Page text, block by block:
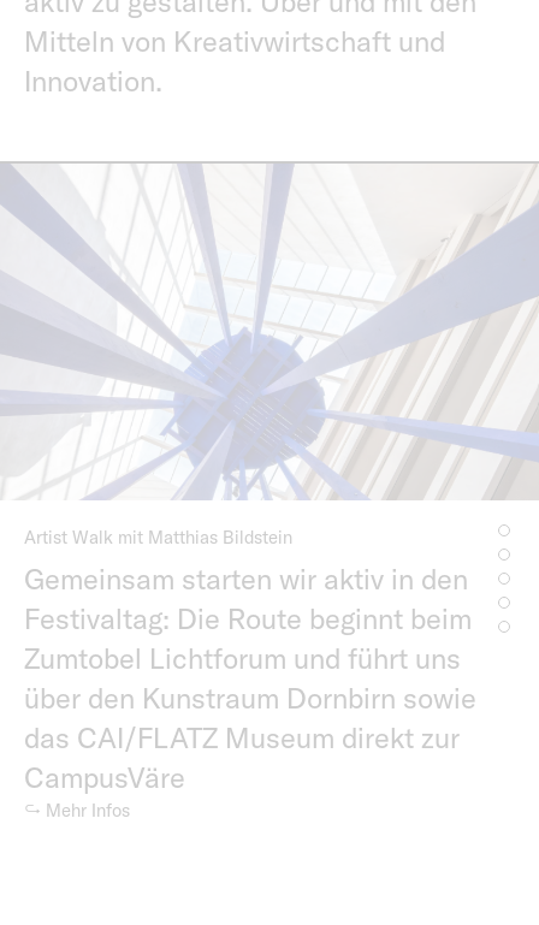
Mitteln von Kreativwirtschaft und
Innovation.
Artist Walk mit Matthias Bildstein
Gemeinsam starten wir aktiv in den
Festivaltag: Die Route beginnt beim
Zumtobel Lichtforum und führt uns
über den Kunstraum Dornbirn sowie
das CAI/FLATZ Museum direkt zur
CampusVäre
↪ Mehr Infos